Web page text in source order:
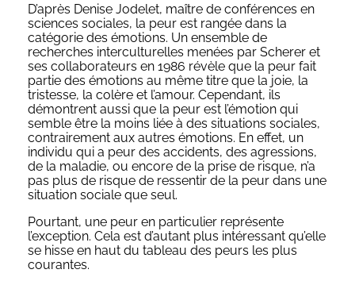
D’après Denise Jodelet, maître de conférences en
sciences sociales, la peur est rangée dans la
catégorie des émotions. Un ensemble de
recherches interculturelles menées par Scherer et
ses collaborateurs en 1986 révèle que la peur fait
partie des émotions au même titre que la joie, la
tristesse, la colère et l’amour. Cependant, ils
démontrent aussi que la peur est l’émotion qui
semble être la moins liée à des situations sociales,
contrairement aux autres émotions. En effet, un
individu qui a peur des accidents, des agressions,
de la maladie, ou encore de la prise de risque, n’a
pas plus de risque de ressentir de la peur dans une
situation sociale que seul.
Pourtant, une peur en particulier représente
l’exception. Cela est d’autant plus intéressant qu’elle
se hisse en haut du tableau des peurs les plus
courantes.